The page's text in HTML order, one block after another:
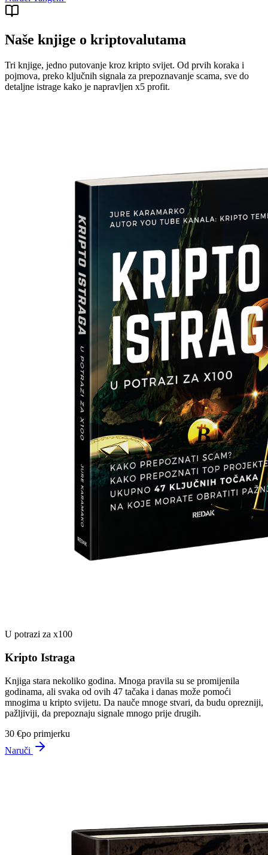
Naše knjige o kriptovalutama
Tri knjige, jedno putovanje kroz kripto svijet. Od prvih koraka i
pojmova, preko ključnih signala za prepoznavanje scama, sve do
detaljne istrage kako je napravljen x5 profit.
U potrazi za x100
Kripto Istraga
Knjiga stara nekoliko godina. Mnoga pravila su se promijenila
godinama, ali svaka od ovih 47 tačaka i danas može pomoći
mnogima u kripto svijetu. Da nauče mnoge stvari, da budu oprezniji,
pažljiviji, da prepoznaju signale mnogo prije drugih.
30 €po primjerku
Naruči